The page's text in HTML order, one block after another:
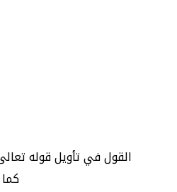
القول في تأويل قوله